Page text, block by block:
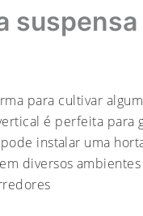
suspensa
para cultivar
é perfeita para
instalar uma
diversos